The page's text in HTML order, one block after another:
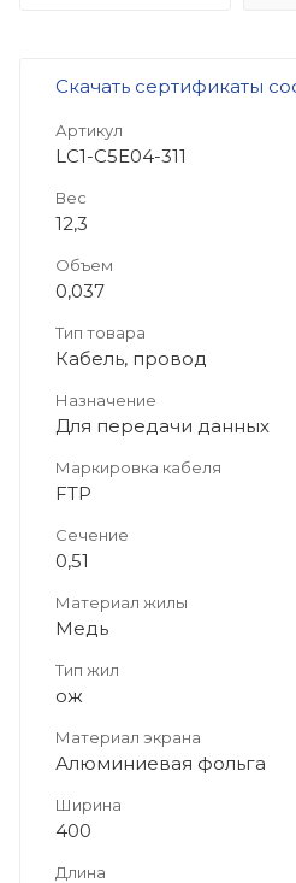
Скачать сертификаты
Артикул
LC1-C5E04-311
Вес
12,3
Объем
0,037
Тип товара
Кабель, провод
Назначение
Для передачи данных
Маркировка кабеля
FTP
Сечение
0,51
Материал жилы
Медь
Тип жил
ож
Материал экрана
Алюминиевая фольга
Ширина
400
Длина